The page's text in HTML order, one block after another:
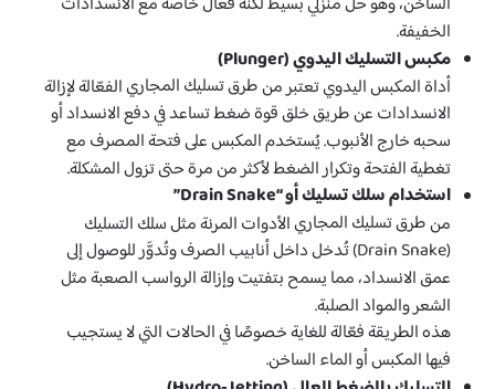
الخفيفة.
مكبس التسليك اليدوي (Plunger)
أداة المكبس اليدوي تعتبر منطرق تسليك المجاريالفعّالة لإزالة
الانسدادات عن طريق خلق قوة ضغط تساعد في دفع الانسداد أو
سحبه خارج الأنبوب. يُستخدم المكبس على فتحة المصرف مع
تغطية الفتحة وتكرار الضغط لأكثر من مرة حتى تزول المشكلة.
استخدام سلك تسليك أو “Drain Snake”
منطرق تسليك المجاريالأدوات المرنة مثل سلك التسليك
(Drain Snake) تُدخل داخل أنابيب الصرف وتُدوَّر للوصول إلى
عمق الانسداد، مما يسمح بتفتيت وإزالة الرواسب الصعبة مثل
الشعر والمواد الصلبة.
هذه الطريقة فعّالة للغاية خصوصًا في الحالات التي لا يستجيب
فيها المكبس أو الماء الساخن.